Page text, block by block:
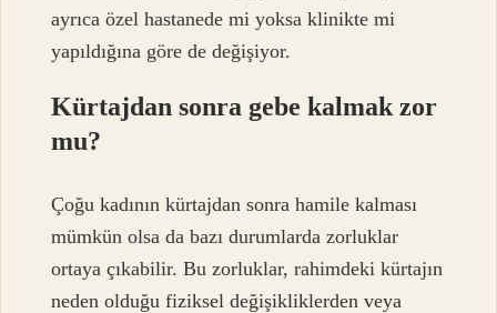
ayrıca özel hastanede mi yoksa klinikte mi
yapıldığına göre de değişiyor.
Kürtajdan sonra gebe kalmak zor
mu?
Çoğu kadının kürtajdan sonra hamile kalması
mümkün olsa da bazı durumlarda zorluklar
ortaya çıkabilir. Bu zorluklar, rahimdeki kürtajın
neden olduğu fiziksel değişikliklerden veya